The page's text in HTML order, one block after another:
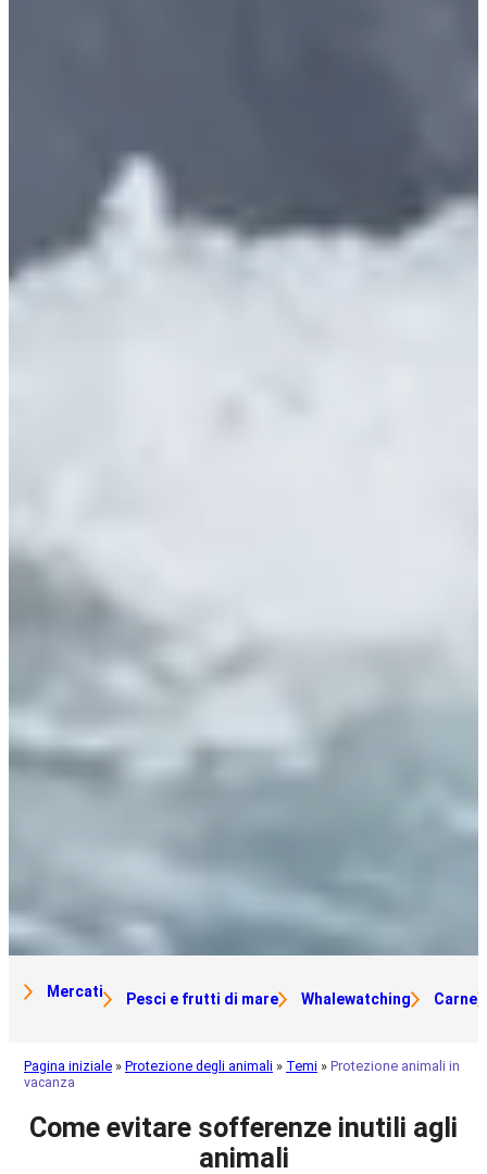
Mercati Pesci e frutti di mare Whalewatching Carne
Pagina iniziale » Protezione degli animali » Temi » Protezione animali in
vacanza
Come evitare sofferenze inutili agli
animali